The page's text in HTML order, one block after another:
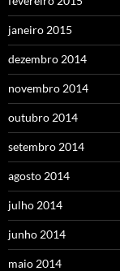
janeiro 2015
dezembro 2014
novembro 2014
outubro 2014
setembro 2014
agosto 2014
julho 2014
junho 2014
maio 2014